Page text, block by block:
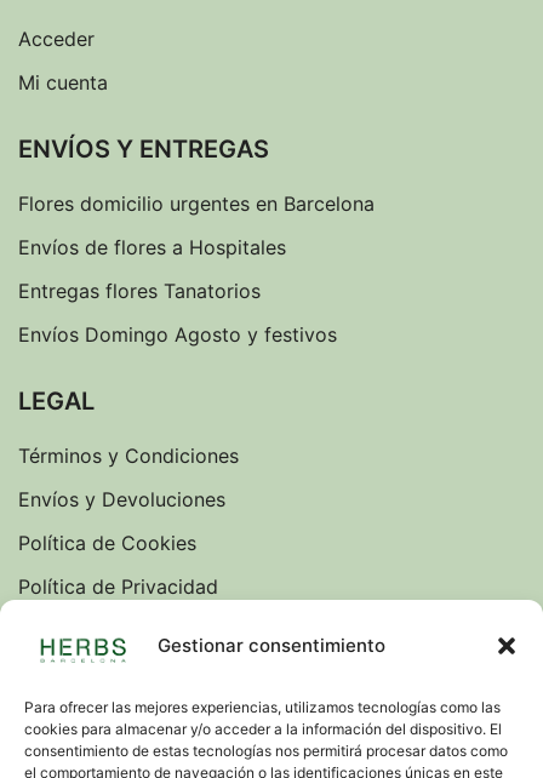
Gestionar consentimiento
Para ofrecer las mejores experiencias, utilizamos tecnologías como las
cookies para almacenar y/o acceder a la información del dispositivo. El
consentimiento de estas tecnologías nos permitirá procesar datos como
el comportamiento de navegación o las identificaciones únicas en este
Acceder
Mi cuenta
ENVÍOS Y ENTREGAS
Flores domicilio urgentes en Barcelona
Envíos de flores a Hospitales
Entregas flores Tanatorios
Envíos Domingo Agosto y festivos
LEGAL
Términos y Condiciones
Envíos y Devoluciones
Política de Cookies
Política de Privacidad
IDIOMAS